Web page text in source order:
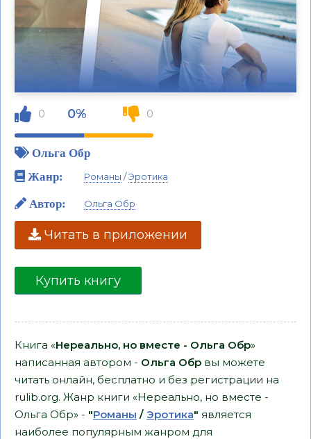
0 0% 0
Ольга Обр
Жанр:
Романы /Эротика
Автор: Ольга Обр
Читать в приложении
Купить книгу
Книга «Нереально, но вместе - Ольга Обр»
написанная автором - Ольга Обр вы можете
читать онлайн, бесплатно и без регистрации на
rulib.org. Жанр книги «Нереально, но вместе -
Ольга Обр» - "Романы / Эротика" является
наиболее популярным жанром для